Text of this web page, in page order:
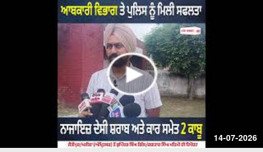
14-07-2026